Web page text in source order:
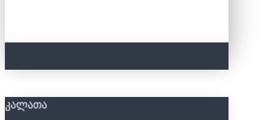
ᲙᲐᲚᲐᲗᲐ